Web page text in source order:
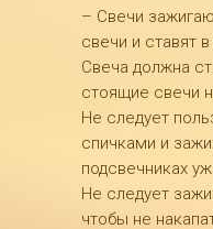
– Свечи
свечи и ставят
Свеча должна
стоящие свечи
Не следует
спичками и
подсвечниках
Не следует
чтобы не